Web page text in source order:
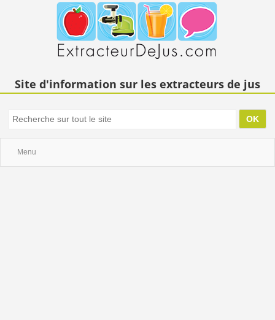
Site d'information sur les extracteurs de jus
Menu